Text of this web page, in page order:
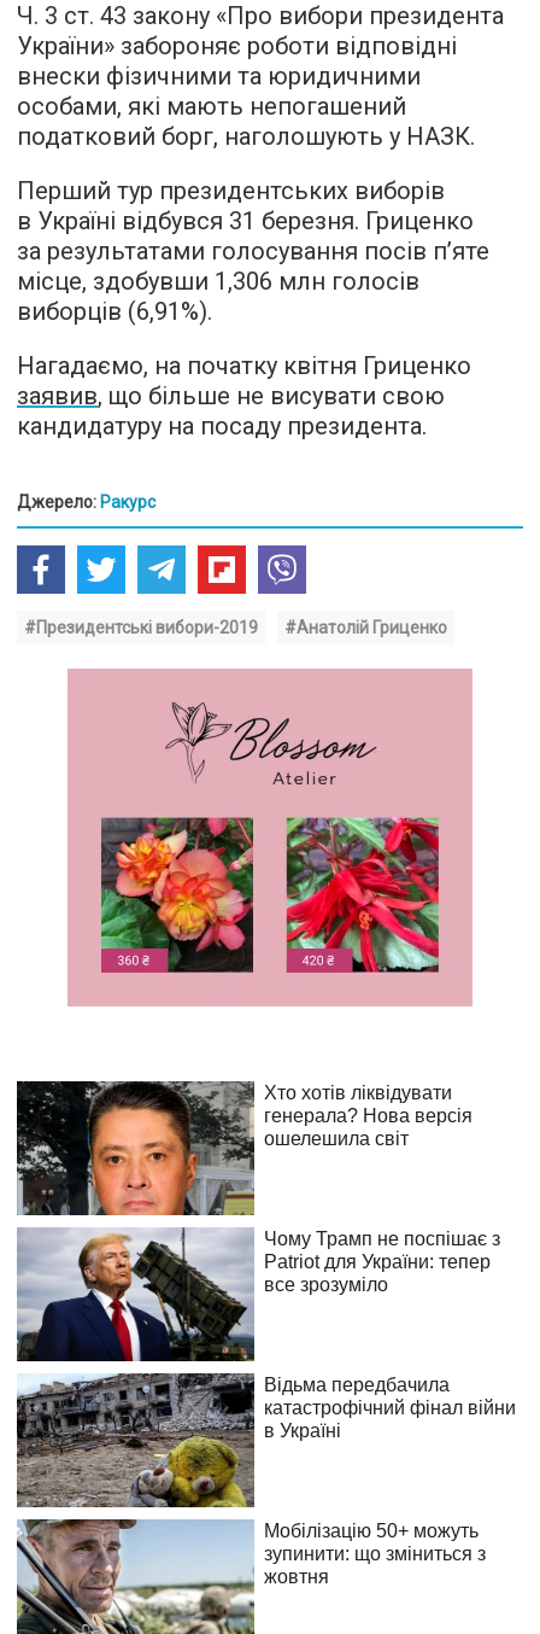
Ч. 3 ст. 43 закону «Про вибори президента
України» забороняє роботи відповідні
внески фізичними та юридичними
особами, які мають непогашений
податковий борг, наголошують у НАЗК.
Перший тур президентських виборів
в Україні відбувся 31 березня. Гриценко
за результатами голосування посів п’яте
місце, здобувши 1,306 млн голосів
виборців (6,91%).
Нагадаємо, на початку квітня Гриценко
заявив, що більше не висувати свою
кандидатуру на посаду президента.
Джерело: Ракурс
#Президентські вибори-2019 #Анатолій Гриценко